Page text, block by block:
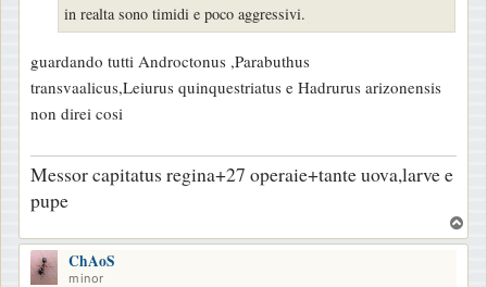
g
g
i
in realta sono timidi e poco aggressivi.
guardando tutti Androctonus ,Parabuthus
transvaalicus,Leiurus quinquestriatus e Hadrurus arizonensis
non direi cosi
Messor capitatus regina+27 operaie+tante uova,larve e
pupe
o
ChAoS
minor